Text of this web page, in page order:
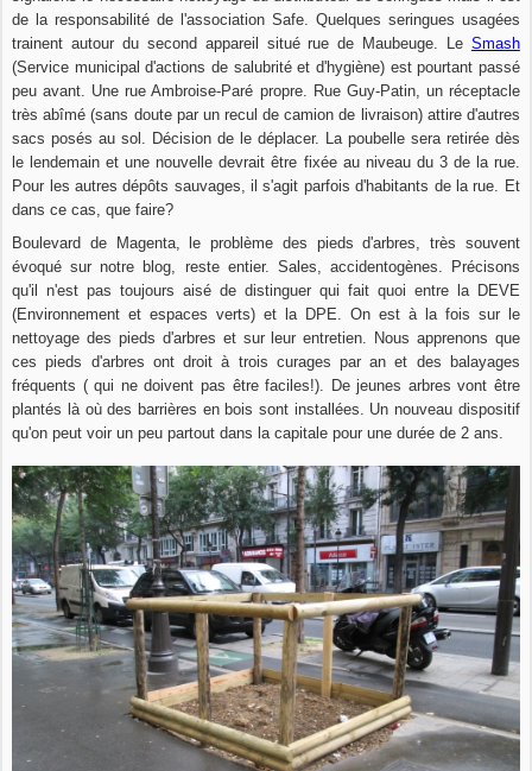
de la responsabilité de l'association Safe. Quelques seringues usagées
trainent autour du second appareil situé rue de Maubeuge. Le Smash
(Service municipal d'actions de salubrité et d'hygiène) est pourtant passé
peu avant. Une rue Ambroise-Paré propre. Rue Guy-Patin, un réceptacle
très abîmé (sans doute par un recul de camion de livraison) attire d'autres
sacs posés au sol. Décision de le déplacer. La poubelle sera retirée dès
le lendemain et une nouvelle devrait être fixée au niveau du 3 de la rue.
Pour les autres dépôts sauvages, il s'agit parfois d'habitants de la rue. Et
dans ce cas, que faire?
Boulevard de Magenta, le problème des pieds d'arbres, très souvent
évoqué sur notre blog, reste entier. Sales, accidentogènes. Précisons
qu'il n'est pas toujours aisé de distinguer qui fait quoi entre la DEVE
(Environnement et espaces verts) et la DPE. On est à la fois sur le
nettoyage des pieds d'arbres et sur leur entretien. Nous apprenons que
ces pieds d'arbres ont droit à trois curages par an et des balayages
fréquents ( qui ne doivent pas être faciles!). De jeunes arbres vont être
plantés là où des barrières en bois sont installées. Un nouveau dispositif
qu'on peut voir un peu partout dans la capitale pour une durée de 2 ans.